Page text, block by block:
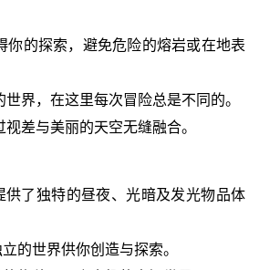
你的探索，避免危险的熔岩或在地表
界，在这里每次冒险总是不同的。
差与美丽的天空无缝融合。
供了独特的昼夜、光暗及发光物品体
的世界供你创造与探索。